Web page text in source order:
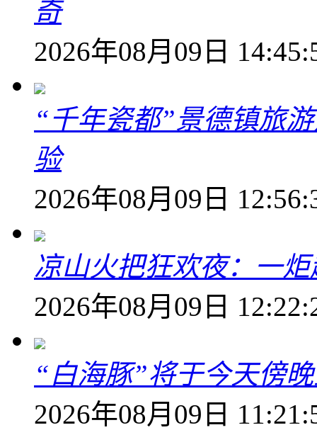
奇
2026年08月09日
“千年瓷都”景德镇旅
验
2026年08月09日
凉山火把狂欢夜：一
2026年08月09日
“白海豚”将于今天傍
2026年08月09日